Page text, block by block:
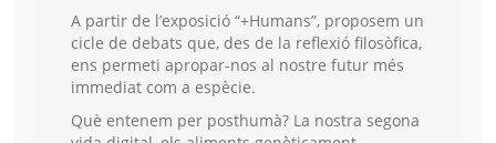
A partir de l’exposició “+Humans”, proposem un
cicle de debats que, des de la reflexió filosòfica,
ens permeti apropar-nos al nostre futur més
immediat com a espècie.
Què entenem per posthumà? La nostra segona